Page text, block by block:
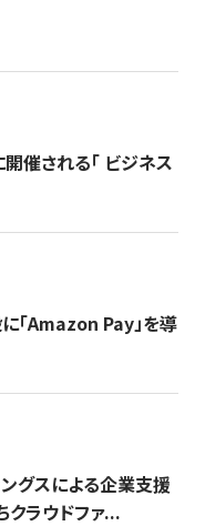
催される「 ビジネス
「Amazon Pay」を導
グスによる企業支援
クラウドファ...